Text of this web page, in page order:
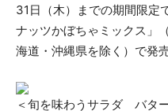
31日（木）までの期間限
ナッツかぼちゃミックス」
海道・沖縄県を除く）で発売
＜旬を味わうサラダ バタ